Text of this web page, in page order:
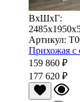
ВхШхГ:
Артикул:
Прихожая с
159 860 ₽
177 620 ₽